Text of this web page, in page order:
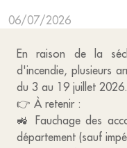
06/07/2026
En raison de la
d'incendie, plusieurs
du 3 au 19 juillet 2026.
👉 À retenir :
🚜 Fauchage des
département (sauf